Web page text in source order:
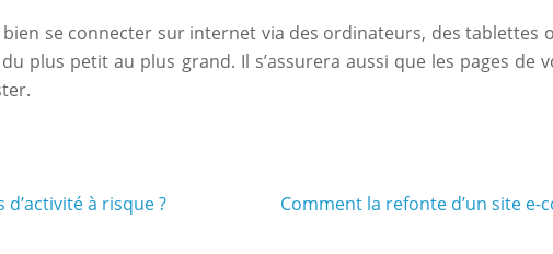
se connecter sur internet via des ordinateurs, des tablettes
plus petit au plus grand. Il s’assurera aussi que les pages
à risque ?
Comment la refonte d’un site